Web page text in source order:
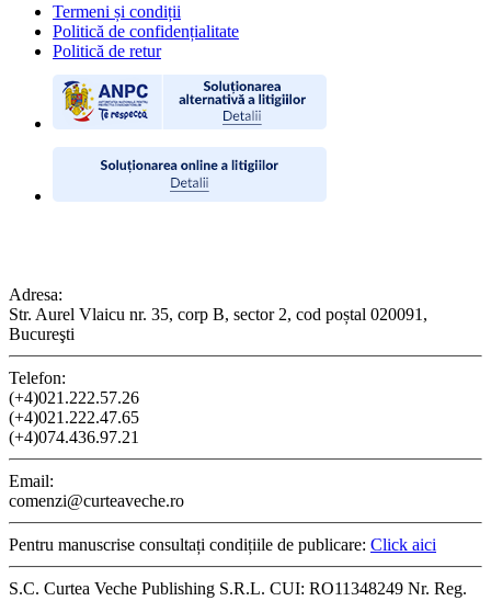
Termeni și condiții
Politică de confidențialitate
Politică de retur
Adresa:
Str. Aurel Vlaicu nr. 35, corp B, sector 2, cod poștal 020091,
Bucureşti
Telefon:
(+4)021.222.57.26
(+4)021.222.47.65
(+4)074.436.97.21
Email:
comenzi@curteaveche.ro
Pentru manuscrise consultați condițiile de publicare: Click aici
S.C. Curtea Veche Publishing S.R.L. CUI: RO11348249 Nr. Reg.